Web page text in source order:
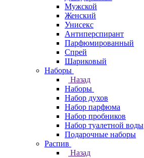
Мужской
Женский
Унисекс
Антиперспирант
Парфюмированный
Спрей
Шариковый
Наборы
Назад
Наборы
Набор духов
Набор парфюма
Набор пробников
Набор туалетной воды
Подарочные наборы
Распив
Назад